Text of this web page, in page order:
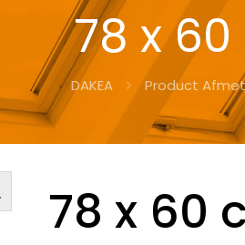
78 x
DAKEA Product
78 x 60